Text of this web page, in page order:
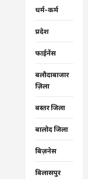
धर्म-कर्म
प्रदेश
फाईनेंस
बलौदाबाजार
ज़िला
बस्तर जिला
बालोद जिला
बिज़नेस
बिलासपुर